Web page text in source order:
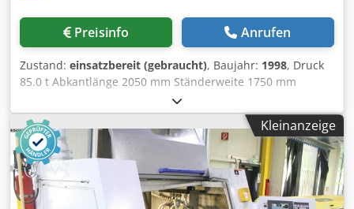
Preisinfo Anrufen
Zustand: einsatzbereit (gebraucht), Baujahr: 1998, Druck
85.0 t Abkantlänge 2050 mm Ständerweite 1750 mm
Ständerausladung 410 mm Hub 365 mm Einbauhöhe 535
mm Zustellgeschwindigkeit 200 mm/sec
Arbeitsgeschwindigkeit 1.0 - 10.0 mm/sec
Rückzugsgeschwindigkeit 135 mm/sec Hinteranschlag -
verstellbar max. 600 mm Tischbreite 120 mm Arbeitshöhe
1050 mm Betriebsstunden 28.500 h Ölinhalt 200 l
Betriebsdruck 340 bar Gesamtleistungsbedarf 14.0 kVA
Kleinanzeige